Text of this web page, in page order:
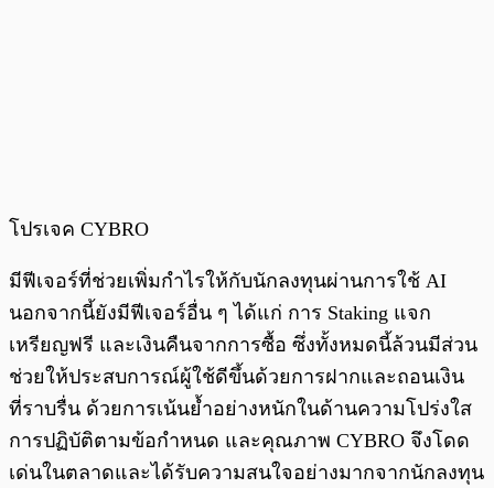
โปรเจค CYBRO
มีฟีเจอร์ที่ช่วยเพิ่มกำไรให้กับนักลงทุนผ่านการใช้ AI
นอกจากนี้ยังมีฟีเจอร์อื่น ๆ ได้แก่ การ Staking แจก
เหรียญฟรี และเงินคืนจากการซื้อ ซึ่งทั้งหมดนี้ล้วนมีส่วน
ช่วยให้ประสบการณ์ผู้ใช้ดีขึ้นด้วยการฝากและถอนเงิน
ที่ราบรื่น ด้วยการเน้นย้ำอย่างหนักในด้านความโปร่งใส
การปฏิบัติตามข้อกำหนด และคุณภาพ CYBRO จึงโดด
เด่นในตลาดและได้รับความสนใจอย่างมากจากนักลงทุน